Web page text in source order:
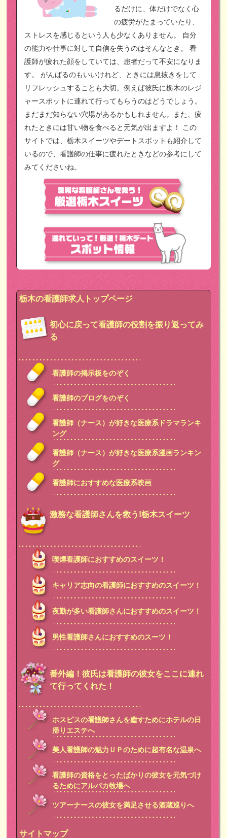
るだけに、体だけでなく心
の疲労がたまっていたり、
ストレスを感じるという人も少なくありません。
自分
の能力や仕事に対して自信を失うのはそんなとき。
看
護師が疲れた顔をしていては、患者だって不安になりま
す。
がんばるのもいいけれど、ときには息抜きをして
リフレッシュすることも大切。例えば彼氏に栃木のレジ
ャースポットに連れて行ってもらうのはどうでしょう。
まだまだ知らない穴場があるかもしれません。また、疲
れたときには甘い物を食べると元気が出ますよ！
この
サイトでは、栃木スイーツやデートスポットも紹介して
いるので、看護師の仕事に疲れたときなどの参考にして
みてくださいね。
栃木の看護師求人トップページ
初心に戻って看護師の役割を振り返ってみ
る
看護師の掲示板をのぞく
看護師のブログをのぞく
看護師（ナース）が好きな医療系ドラマランキ
ング
看護師（ナース）が好きな医療系漫画ランキン
グ
看護師におすすめな医療系映画
激務な看護師さんを救う!栃木スイーツ
喫煙看護師におすすめのスイーツ！
キャリア志向の看護師におすすめのスイーツ！
夜勤が多い看護師さんにおすすめのスイーツ！
男性看護師さんにおすすめのスーツ！
番外編！彼氏は看護師の彼女をここに連れ
て行ってくれた！
ホスピスの看護師さんを癒すためにホテルの日
帰りエステへ
美人看護師の魅力ＵＰのために超有名な温泉へ
看護師の資格をとったばかりの彼女を元気づけ
るためにアルパカ牧場へ
ツアーナースの彼女を満足させる酒蔵巡りへ
サイトマップ